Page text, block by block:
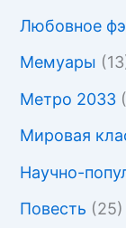
Любовное
Мемуары
Метро 2033
Мировая
Научно-
Повесть (25)